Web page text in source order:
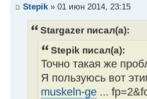
Stepik » 01 июн 2014, 23:15
Stargazer писал(а):
Stepik писал(а):
Точно такая же
Я пользуюсь вот
muskeln-ge ...